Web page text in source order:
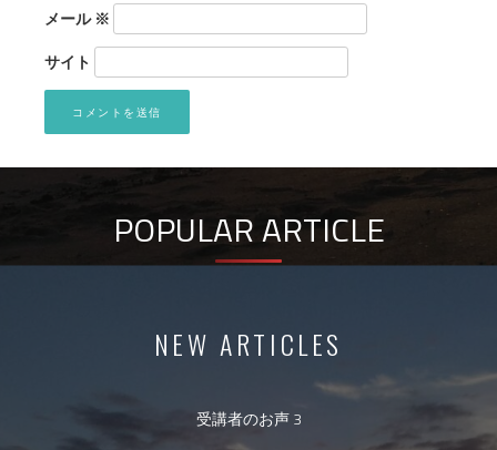
メール※
サイト
POPULAR ARTICLE
NEW ARTICLES
受講者のお声 3